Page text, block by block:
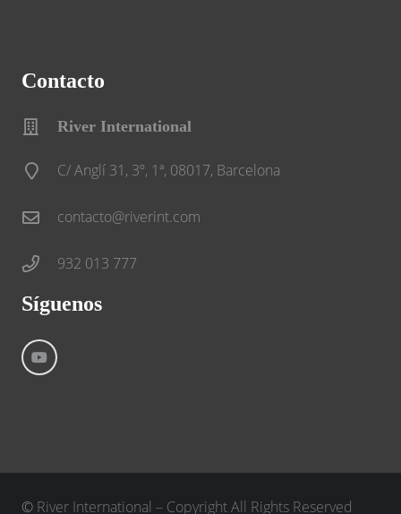
Contacto
River International
C/ Anglí 31, 3º, 1ª, 08017, Barcelona
contacto@riverint.com
932 013 777
Síguenos
© River International – Copyright All Rights Reserved